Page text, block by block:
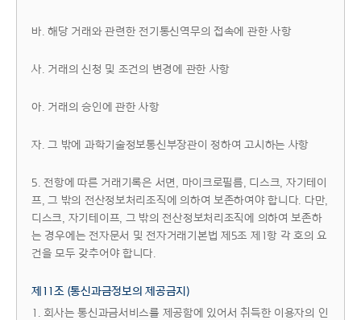
바. 해당 거래와 관련한 전기통신역무의 접속에 관한 사항
사. 거래의 신청 및 조건의 변경에 관한 사항
아. 거래의 승인에 관한 사항
자. 그 밖에 과학기술정보통신부장관이 정하여 고시하는 사항
5. 전항에 따른 거래기록은 서면, 마이크로필름, 디스크, 자기테이
프, 그 밖의 전산정보처리조직에 의하여 보존하여야 합니다. 다만,
디스크, 자기테이프, 그 밖의 전산정보처리조직에 의하여 보존하
는 경우에는 전자문서 및 전자거래기본법 제5조 제1항 각 호의 요
건을 모두 갖추어야 합니다.
제11조 (통신과금정보의 제공금지)
1. 회사는 통신과금서비스를 제공함에 있어서 취득한 이용자의 인